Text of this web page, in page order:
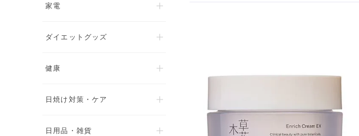
家電
ダイエットグッズ
健康
日焼け対策・ケア
日用品・雑貨